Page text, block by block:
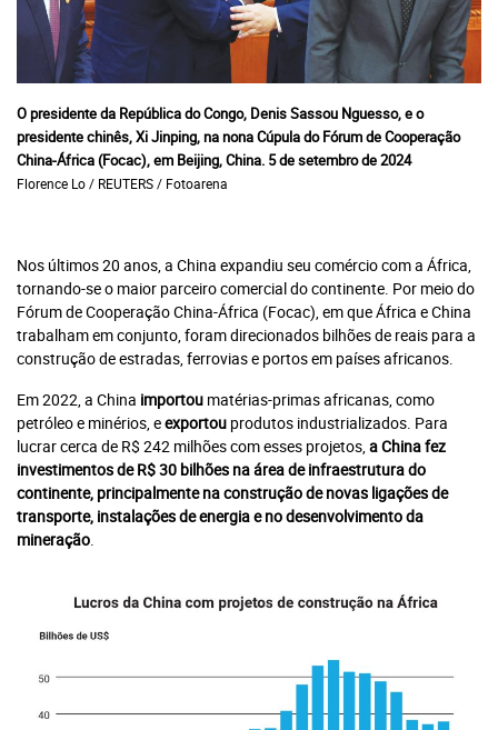
O presidente da República do Congo, Denis Sassou Nguesso, e o
presidente chinês, Xi Jinping, na nona Cúpula do Fórum de Cooperação
China-África (Focac), em Beijing, China. 5 de setembro de 2024
Florence Lo / REUTERS / Fotoarena
Nos últimos 20 anos, a China expandiu seu comércio com a África,
tornando-se o maior parceiro comercial do continente. Por meio do
Fórum de Cooperação China-África (Focac), em que África e China
trabalham em conjunto, foram direcionados bilhões de reais para a
construção de estradas, ferrovias e portos em países africanos.
Em 2022, a China importou matérias-primas africanas, como
petróleo e minérios, eexportou produtos industrializados. Para
lucrar cerca de R$ 242 milhões com esses projetos,a China fez
investimentos de R$ 30 bilhões na área de infraestrutura do
continente, principalmente na construção de novas ligações de
transporte, instalações de energia e no desenvolvimento da
mineração.